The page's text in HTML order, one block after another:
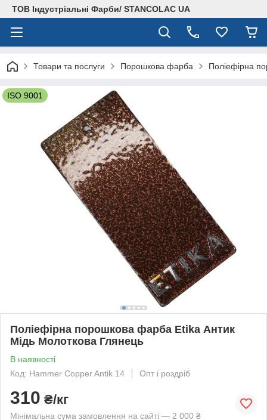
ТОВ Індустріальні Фарби/ STANCOLAC UA
Товари та послуги Порошкова фарба Поліефірна
ISO 9001
Поліефірна порошкова фарба Etika Антик
Мідь Молоткова Глянець
В наявності
Код: Hammer Copper Antik 14
Опт і роздріб
310 ₴/кг
Мінімальна сума замовлення на сайті — 2 000 ₴